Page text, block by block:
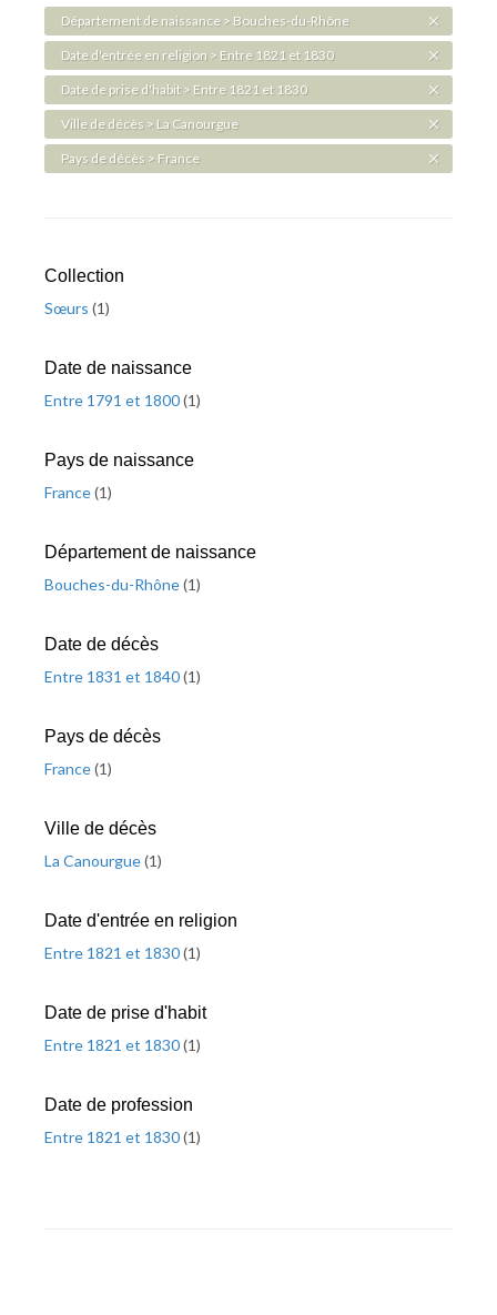
Département de naissance > Bouches-du-Rhône
Date d'entrée en religion > Entre 1821 et 1830
Date de prise d'habit > Entre 1821 et 1830
Ville de décès > La Canourgue
Pays de décès > France
Collection
Sœurs (1)
Date de naissance
Entre 1791 et 1800(1)
Pays de naissance
France(1)
Département de naissance
Bouches-du-Rhône(1)
Date de décès
Entre 1831 et 1840(1)
Pays de décès
France(1)
Ville de décès
La Canourgue(1)
Date d'entrée en religion
Entre 1821 et 1830(1)
Date de prise d'habit
Entre 1821 et 1830(1)
Date de profession
Entre 1821 et 1830(1)